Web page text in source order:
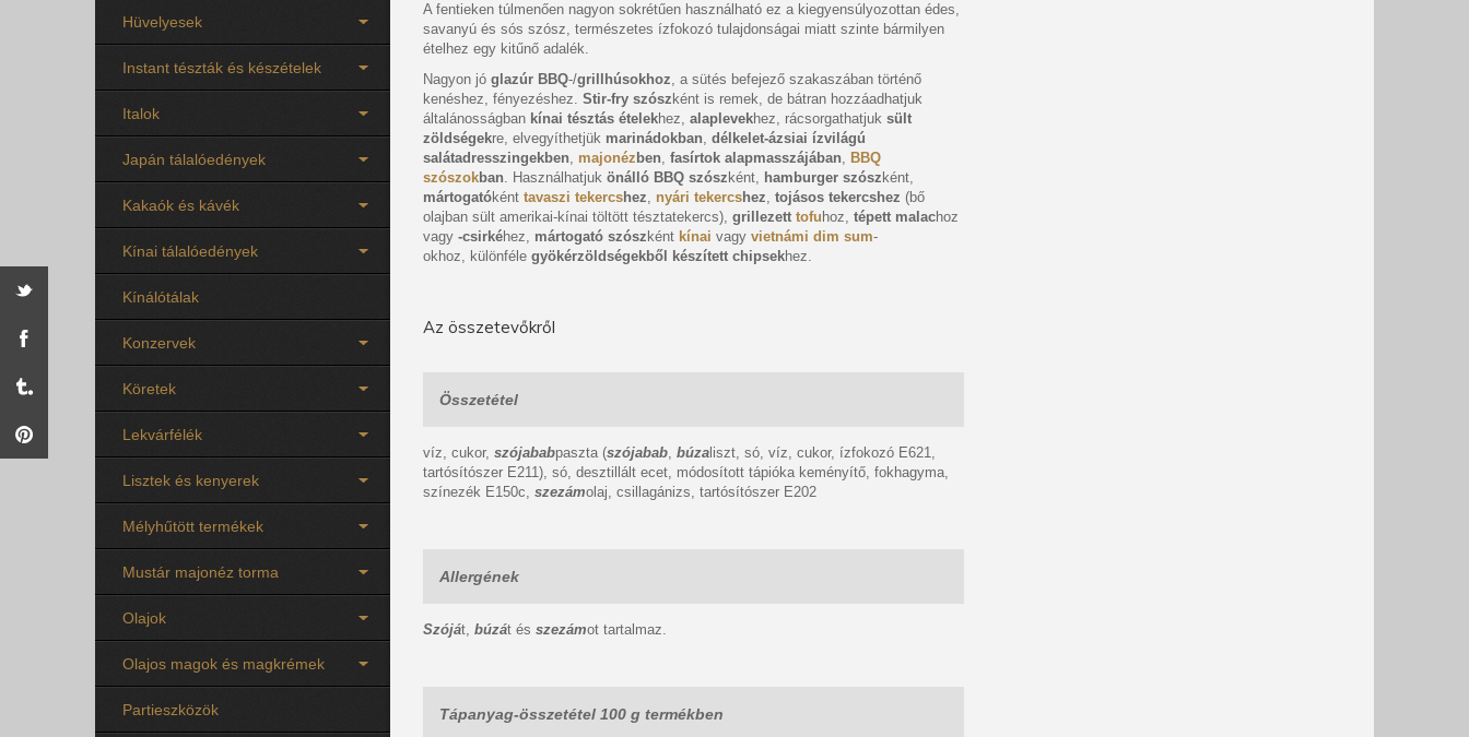
Hüvelyesek
Instant tészták és készételek
Italok
Japán tálalóedények
Kakaók és kávék
Kínai tálalóedények
Kínálótálak
Konzervek
Köretek
Lekvárfélék
Lisztek és kenyerek
Mélyhűtött termékek
Mustár majonéz torma
Olajok
Olajos magok és magkrémek
Partieszközök
A fentieken túlmenően nagyon sokrétűen használható ez a kiegyensúlyozottan édes,
savanyú és sós szósz, természetes ízfokozó tulajdonságai miatt szinte bármilyen
ételhez egy kitűnő adalék.
Nagyon jó glazúr BBQ-/grillhúsokhoz, a sütés befejező szakaszában történő
kenéshez, fényezéshez. Stir-fry szósz ként is remek, de bátran hozzáadhatjuk
általánosságban kínai tésztás ételekhez, alaplevekhez, rácsorgathatjuk sült
zöldségekre, elvegyíthetjük marinádokban, délkelet-ázsiai ízvilágú
salátadresszingekben, majonéz ben, fasírtok alapmasszájában, BBQ
szószokban. Használhatjuk önálló BBQ szósz ként, hamburger szósz ként,
mártogatóként tavaszi tekercshez, nyári tekercshez, tojásos tekercshez (bő
olajban sült amerikai-kínai töltött tésztatekercs), grillezett tofu hoz, tépett malachoz
vagy -csirkéhez, mártogató szósz ként kínai vagy vietnámi dim sum-
okhoz, különféle gyökérzöldségekből készített chipsekhez.
Az összetevőkről
Összetétel
víz, cukor, szójababpaszta (szójabab, búza liszt, só, víz, cukor, ízfokozó E621,
tartósítószer E211), só, desztillált ecet, módosított tápióka keményítő, fokhagyma,
színezék E150c, szezámolaj, csillagánizs, tartósítószer E202
Allergének
Szóját, búzát és szezámot tartalmaz.
Tápanyag-összetétel 100 g termékben